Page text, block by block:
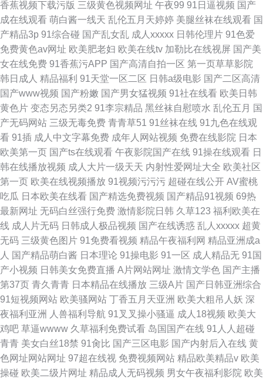
香蕉视频下载污版 三级黄色视频网址 午夜99 91日逼视频 国产
成在线观看 萌白酱一线天 乱伦五月天婷婷 美腿丝袜在线观看 国
产精品3p 91综合碰 国产乱女乱 成人xxxxx 日韩伦理片 91色爱
免费黄色av网址 欧美肥老妇 欧美在线tv 加勒比在线视屏 国产美
女在线免费 91香蕉污APP 国产高清自拍一区 第一页草草影院
韩日成人 精品福利 91天堂一区二区 日韩a级电影 国产二区高清
国产www视频 国产粉嫩 国产男女猛视频 91社在线看 欧美日韩
黄色片 变态另态另类2 91李宗精品 黑丝袜自慰喷水 乱伦五月 国
产无码网站 三级无毒免费 青青草51 91丝袜在线 91九色在线观
看 91插 成人中文字幕免费 成年人网站视频 免费在线影院 日本
欧美第一页 国产ts在线观看 午夜影院国产在线 91操在线观看 日
韩在线播放视频 成人大片一级天天 内射性爱网址大全 欧美社区
第一页 欧美在线视频播放 91视频污污污 超碰在线公开 AV蜜桃
吃瓜 日本欧美在线看 国产精选免费视频 国产精品91视频 69热
最新网址 无码白丝强行免费 激情影院日韩 久草123 福利欧美在
线 成人片无码 日韩成人极品视频 国产在线诱惑 乱人xxxxx 超黄
无码 三级黄色图片 91免费看视频 精品午夜福利网 精品亚洲成a
人 国产精品萌白酱 日本理论 91操电影 91一区 成人精品无 91国
产小视频 日韩美女免费直播 A片网站网址 激情文学色 国产主播
第37页 青久青青 日本精品在线播放 三级A片 国产日韩亚洲综合
91短视频网站 欧美骚网站 丁香五月天亚洲 欧美大粗吊人妖 深
夜福利亚洲
人兽福利导航 91叉叉操小骚逼 成人18视频 欧美大
鸡吧 草逼wwww 久草福利免费试看 岛国国产在线 91人人超碰
青青 美女白丝18禁 91肏比 国产三区电影 国产内射后入在线 黄
色网址网站网址 97超在线视 免费视频网站 精品欧美精品v 欧美
操碰 欧美二级片网址 精品成人无码视频 男女午夜福利影院 欧美